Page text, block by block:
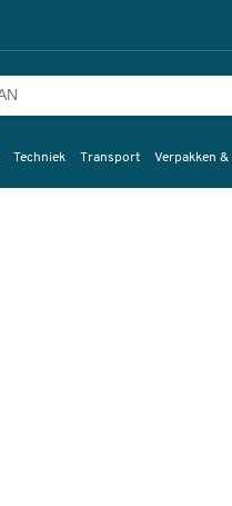
Techniek Transport Verpakken &